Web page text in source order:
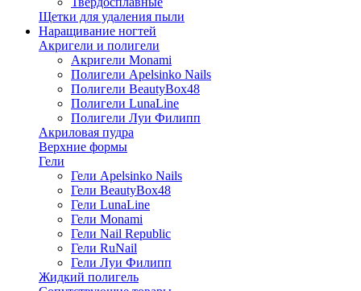
Щетки для удаления пыли
Наращивание ногтей
Акригели и полигели
Акригели Monami
Полигели Apelsinko Nails
Полигели BeautyBox48
Полигели LunaLine
Полигели Луи Филипп
Акриловая пудра
Верхние формы
Гели
Гели Apelsinko Nails
Гели BeautyBox48
Гели LunaLine
Гели Monami
Гели Nail Republic
Гели RuNail
Гели Луи Филипп
Жидкий полигель